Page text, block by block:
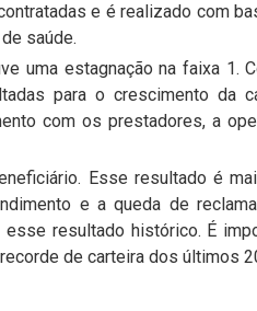
e é realizado com
saúde.
uma estagnação na faixa 1.
para o crescimento da
com os prestadores, a
Esse resultado é
e a queda de
resultado histórico. É
de carteira dos últimos